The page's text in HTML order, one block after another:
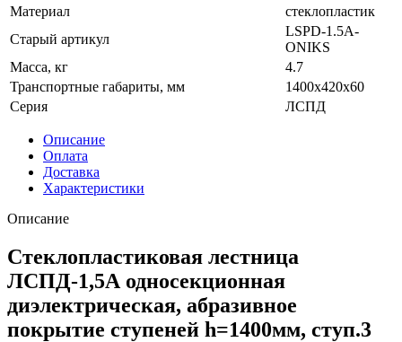
Материал
стеклопластик
Старый артикул
LSPD-1.5A-
ONIKS
Масса, кг
4.7
Транспортные габариты, мм
1400x420x60
Серия
ЛСПД
Описание
Оплата
Доставка
Характеристики
Описание
Стеклопластиковая лестница
ЛСПД-1,5А односекционная
диэлектрическая, абразивное
покрытие ступеней h=1400мм, ступ.3